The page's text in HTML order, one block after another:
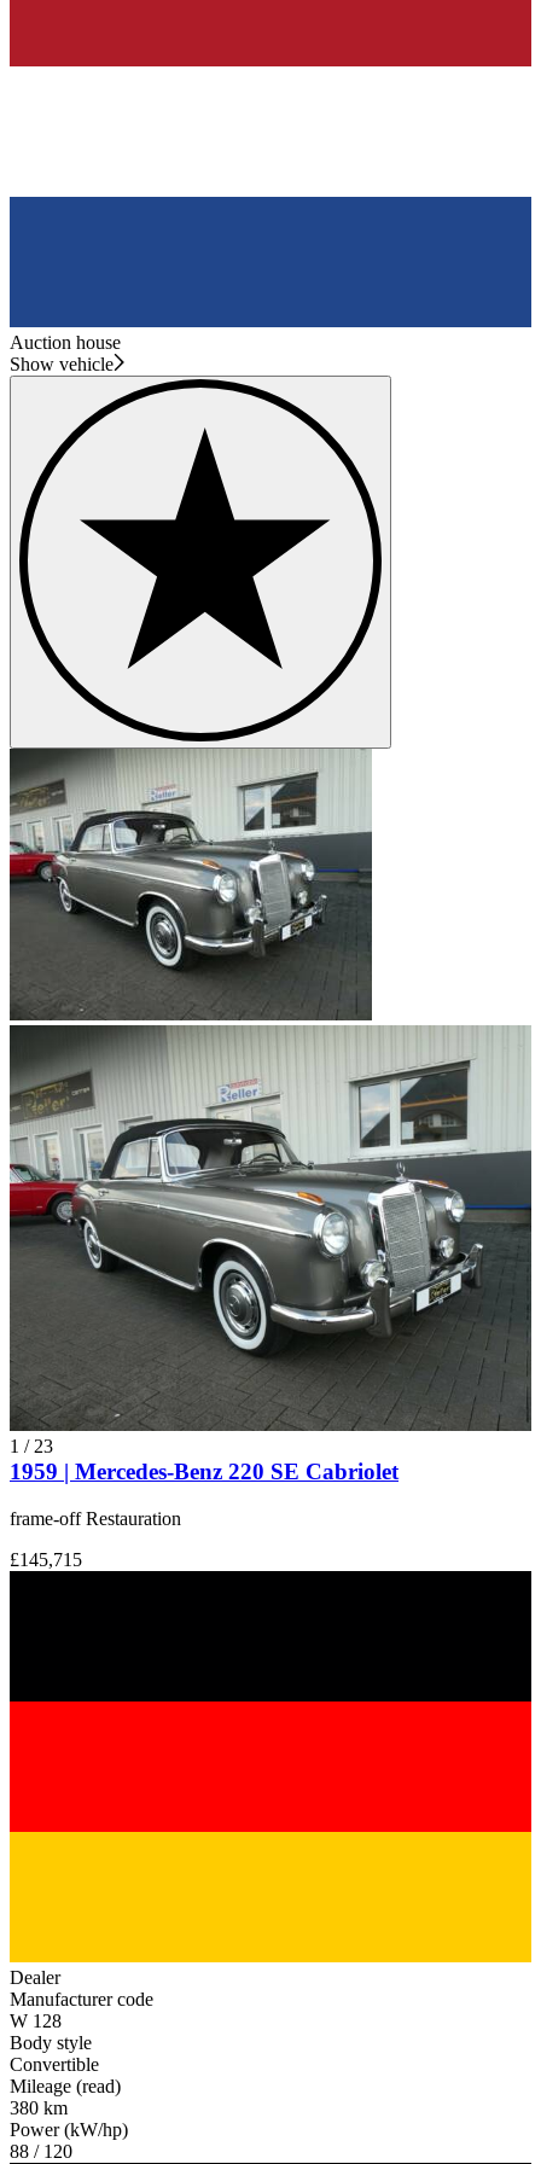
Auction house
Show vehicle
1 / 23
1959 | Mercedes-Benz 220 SE Cabriolet
frame-off Restauration
£145,715
Dealer
Manufacturer code
W 128
Body style
Convertible
Mileage (read)
380 km
Power (kW/hp)
88 / 120